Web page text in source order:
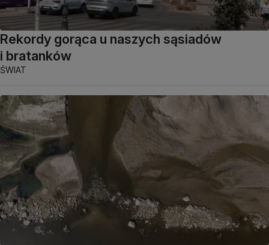
Rekordy gorąca u naszych sąsiadów
i bratanków
ŚWIAT